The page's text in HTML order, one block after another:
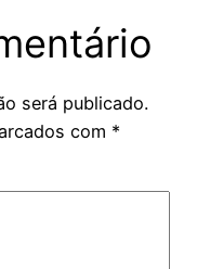
será publicado.
com *